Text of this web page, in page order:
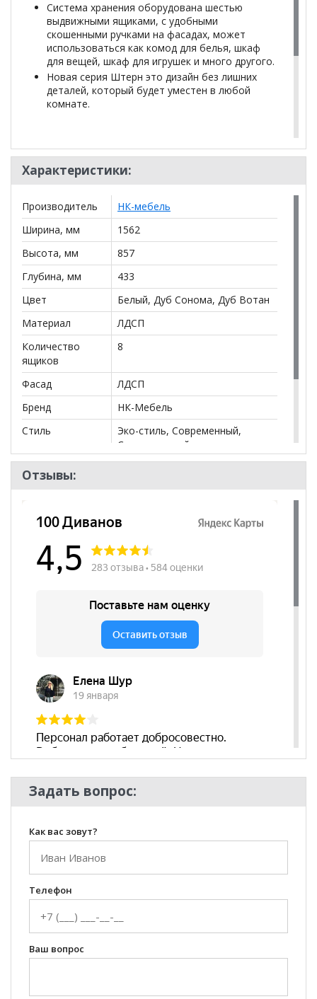
Система хранения оборудована шестью
выдвижными ящиками, с удобными
скошенными ручками на фасадах, может
использоваться как комод для белья, шкаф
для вещей, шкаф для игрушек и много другого.
Новая серия Штерн это дизайн без лишних
деталей, который будет уместен в любой
комнате.
Штерн Комод Т-6уточняйте у нашего менеджера по
телефону+79292022735
**Цены на официальном сайте
действительны только для интернет-магазина
могут отличаться от цен в розничных магазинах-
салонах сети!
Характеристики:
Производитель
НК-мебель
Ширина, мм
1562
Высота, мм
857
Глубина, мм
433
Цвет
Белый, Дуб Сонома, Дуб Вотан
Материал
ЛДСП
Количество
ящиков
8
Фасад
ЛДСП
Бренд
НК-Мебель
Стиль
Эко-стиль, Современный,
Скандинавский
Комната
Отзывы:
Задать вопрос:
Как вас зовут?
Телефон
Ваш вопрос